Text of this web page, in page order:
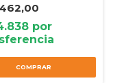
COMPRAR